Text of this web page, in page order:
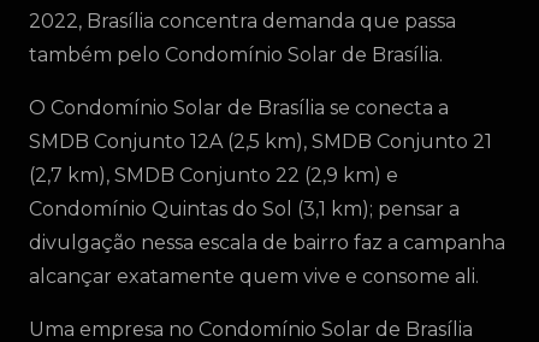
2022, Brasília concentra demanda que passa
também pelo Condomínio Solar de Brasília.
O Condomínio Solar de Brasília se conecta a
SMDB Conjunto 12A (2,5 km), SMDB Conjunto 21
(2,7 km), SMDB Conjunto 22 (2,9 km) e
Condomínio Quintas do Sol (3,1 km); pensar a
divulgação nessa escala de bairro faz a campanha
alcançar exatamente quem vive e consome ali.
Uma empresa no Condomínio Solar de Brasília